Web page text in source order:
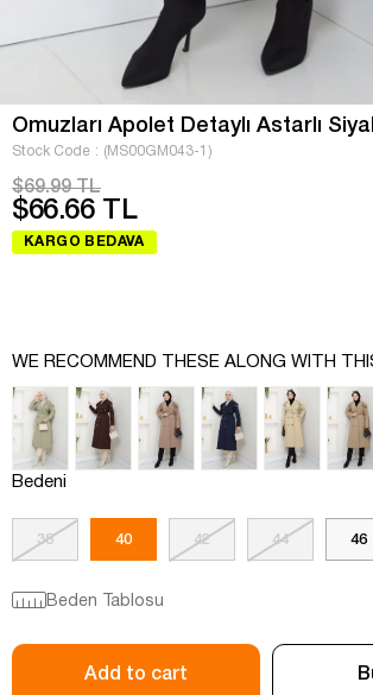
Omuzları Apolet Detaylı Astarlı
Stock Code (MS00GM043-1)
$69.99 TL
$66.66 TL
KARGO BEDAVA
WE RECOMMEND THESE ALONG WITH
Bedeni
38 40 42 44 46
Beden Tablosu